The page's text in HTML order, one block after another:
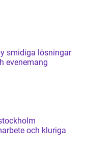
evenemang
och kluriga